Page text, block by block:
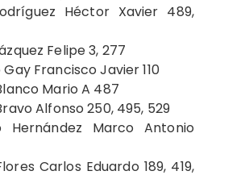
Héctor Xavier 489,
Felipe 3, 277
Francisco Javier 110
Mario A 487
Alfonso 250, 495, 529
Hernández Marco Antonio
Carlos Eduardo 189, 419,